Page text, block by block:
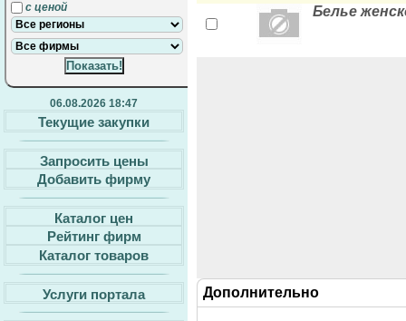
с ценой
06.08.2026 18:47
Текущие закупки
Запросить цены
Добавить фирму
Каталог цен
Рейтинг фирм
Каталог товаров
Услуги портала
Белье
Дополнительно